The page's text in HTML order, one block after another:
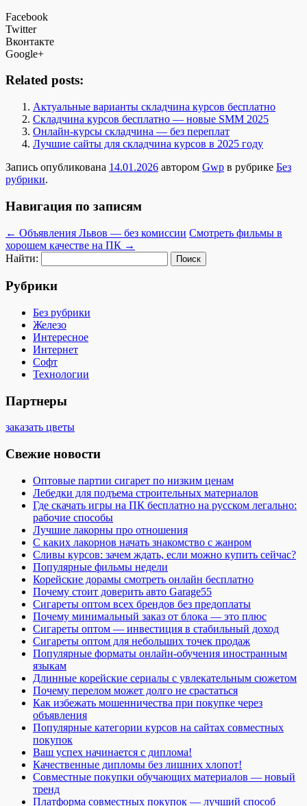
Facebook
Twitter
Вконтакте
Google+
Related posts:
Актуальные варианты складчина курсов бесплатно
Складчина курсов бесплатно — новые SMM 2025
Онлайн-курсы складчина — без переплат
Лучшие сайты для складчина курсов в 2025 году
Запись опубликована 14.01.2026 автором Gwp в рубрике Без
рубрики.
Навигация по записям
← Объявления Львов — без комиссии Смотреть фильмы в
хорошем качестве на ПК →
Найти:
Рубрики
Без рубрики
Железо
Интересное
Интернет
Софт
Технологии
Партнеры
заказать цветы
Свежие новости
Оптовые партии сигарет по низким ценам
Лебедки для подъема строительных материалов
Где скачать игры на ПК бесплатно на русском легально:
рабочие способы
Лучшие лакорны про отношения
С каких лакорнов начать знакомство с жанром
Сливы курсов: зачем ждать, если можно купить сейчас?
Популярные фильмы недели
Корейские дорамы смотреть онлайн бесплатно
Почему стоит доверить авто Garage55
Сигареты оптом всех брендов без предоплаты
Почему минимальный заказ от блока — это плюс
Сигареты оптом — инвестиция в стабильный доход
Сигареты оптом для небольших точек продаж
Популярные форматы онлайн-обучения иностранным
языкам
Длинные корейские сериалы с увлекательным сюжетом
Почему перелом может долго не срастаться
Как избежать мошенничества при покупке через
объявления
Популярные категории курсов на сайтах совместных
покупок
Ваш успех начинается с диплома!
Качественные дипломы без лишних хлопот!
Совместные покупки обучающих материалов — новый
тренд
Платформа совместных покупок — лучший способ